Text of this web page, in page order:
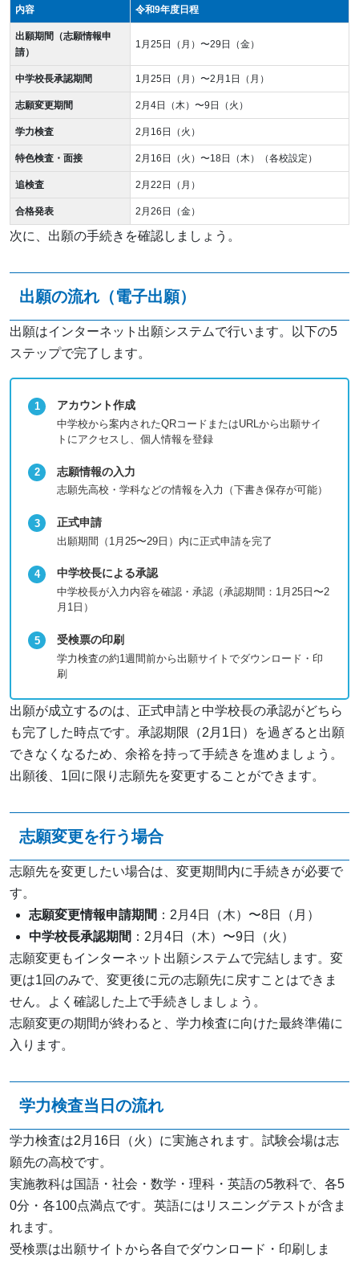
内容 令和9年度日程
出願期間（志願情報申
請）
1月25日（月）〜29日（金）
中学校長承認期間 1月25日（月）〜2月1日（月）
志願変更期間 2月4日（木）〜9日（火）
学力検査 2月16日（火）
特色検査・面接 2月16日（火）〜18日（木）（各校設定）
追検査 2月22日（月）
合格発表 2月26日（金）
次に、出願の手続きを確認しましょう。
出願の流れ（電子出願）
出願はインターネット出願システムで行います。以下の5
ステップで完了します。
アカウント作成
中学校から案内されたQRコードまたはURLから出願サイ
トにアクセスし、個人情報を登録
志願情報の入力
志願先高校・学科などの情報を入力（下書き保存が可能）
正式申請
出願期間（1月25〜29日）内に正式申請を完了
中学校長による承認
中学校長が入力内容を確認・承認（承認期間：1月25日〜2
月1日）
受検票の印刷
学力検査の約1週間前から出願サイトでダウンロード・印
刷
出願が成立するのは、正式申請と中学校長の承認がどちら
も完了した時点です。承認期限（2月1日）を過ぎると出願
できなくなるため、余裕を持って手続きを進めましょう。
出願後、1回に限り志願先を変更することができます。
志願変更を行う場合
志願先を変更したい場合は、変更期間内に手続きが必要で
す。
志願変更情報申請期間 ：2月4日（木）〜8日（月）
中学校長承認期間 ：2月4日（木）〜9日（火）
志願変更もインターネット出願システムで完結します。変
更は1回のみで、変更後に元の志願先に戻すことはできま
せん。よく確認した上で手続きしましょう。
志願変更の期間が終わると、学力検査に向けた最終準備に
入ります。
学力検査当日の流れ
学力検査は2月16日（火）に実施されます。試験会場は志
願先の高校です。
実施教科は国語・社会・数学・理科・英語の5教科で、各5
0分・各100点満点です。英語にはリスニングテストが含ま
れます。
受検票は出願サイトから各自でダウンロード・印刷しま